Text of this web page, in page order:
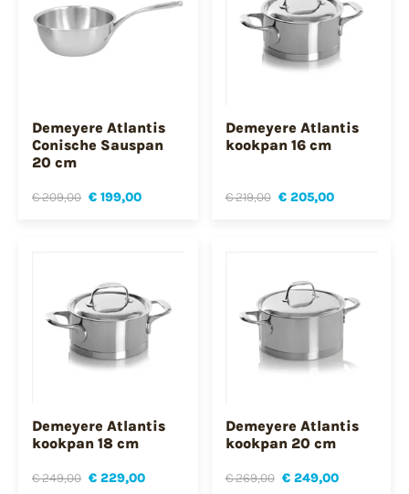
Demeyere Atlantis
Conische Sauspan
20 cm
€ 209,00 € 199,00
Demeyere Atlantis
kookpan 16 cm
€ 219,00 € 205,00
Demeyere Atlantis
kookpan 18 cm
€ 249,00 € 229,00
Demeyere Atlantis
kookpan 20 cm
€ 269,00 € 249,00